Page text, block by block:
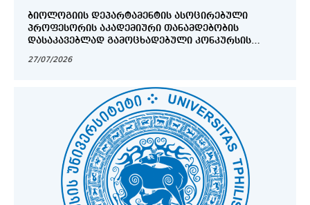
ᲑᲘᲝᲚᲝᲒᲘᲘᲡ ᲓᲔᲞᲐᲠᲢᲐᲛᲔᲜᲢᲘᲡ ᲐᲡᲝᲪᲘᲠᲔᲑᲣᲚᲘ
ᲞᲠᲝᲤᲔᲡᲝᲠᲘᲡ ᲐᲙᲐᲓᲔᲛᲘᲣᲠᲘ ᲗᲐᲜᲐᲛᲓᲔᲑᲝᲑᲘᲡ
ᲓᲐᲡᲐᲙᲐᲕᲔᲑᲚᲐᲓ ᲒᲐᲛᲝᲪᲮᲐᲓᲔᲑᲣᲚᲘ ᲙᲝᲜᲙᲣᲠᲡᲘᲡ
27/07/2026